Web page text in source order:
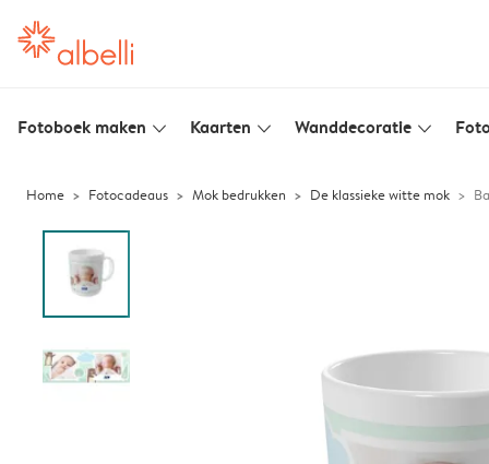
Fotoboek maken slim_arrow_down Kaarten slim_arrow_down Wanddecoratie slim_arrow_down
Home Fotocadeaus Mok bedrukken De klassieke witte mok